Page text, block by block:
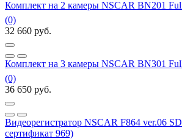
Комплект на 2 камеры NSCAR BN201
(0)
32 660 руб.
Комплект на 3 камеры NSCAR BN301
(0)
36 650 руб.
Видеорегистратор NSCAR F864 ver.06
сертификат 969)